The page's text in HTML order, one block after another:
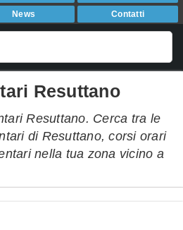
News Contatti
Resuttano
Resuttano. Cerca tra le
di Resuttano, corsi orari
nella tua zona vicino a